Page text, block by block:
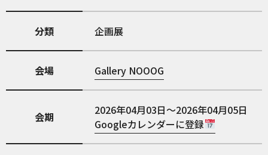
分類 企画展
会場 Gallery NOOOG
会期
2026年04月03日～2026年04月05日
Googleカレンダーに登録